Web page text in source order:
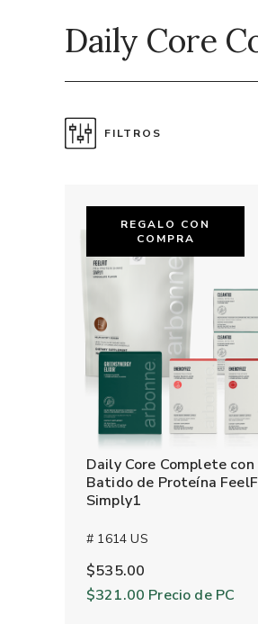
Daily Core
FILTROS
REGALO CON
COMPRA
Daily Core Complete con
Batido de Proteína
Simply1
# 1614 US
$535.00
$321.00 Precio de PC